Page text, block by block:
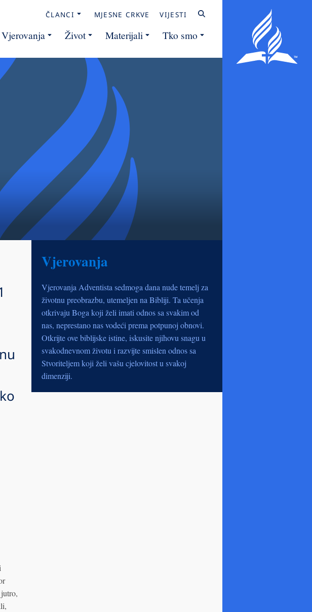
ČLANCI MJESNE CRKVE VIJESTI
Vjerovanja Život Materijali Tko smo
Vjerovanja
Vjerovanja Adventista sedmoga dana nude temelj za
životnu preobrazbu, utemeljen na Bibliji. Ta učenja
otkrivaju Boga koji želi imati odnos sa svakim od
nas, neprestano nas vodeći prema potpunoj obnovi.
Otkrijte ove biblijske istine, iskusite njihovu snagu u
svakodnevnom životu i razvijte smislen odnos sa
Stvoriteljem koji želi vašu cjelovitost u svakoj
dimenziji.